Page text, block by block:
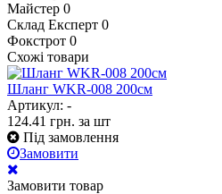
Майстер 0
Склад Експерт 0
Фокстрот 0
Схожі товари
Шланг WKR-008 200см
Артикул: -
124.41 грн. за шт
Під замовлення
Замовити
Замовити товар